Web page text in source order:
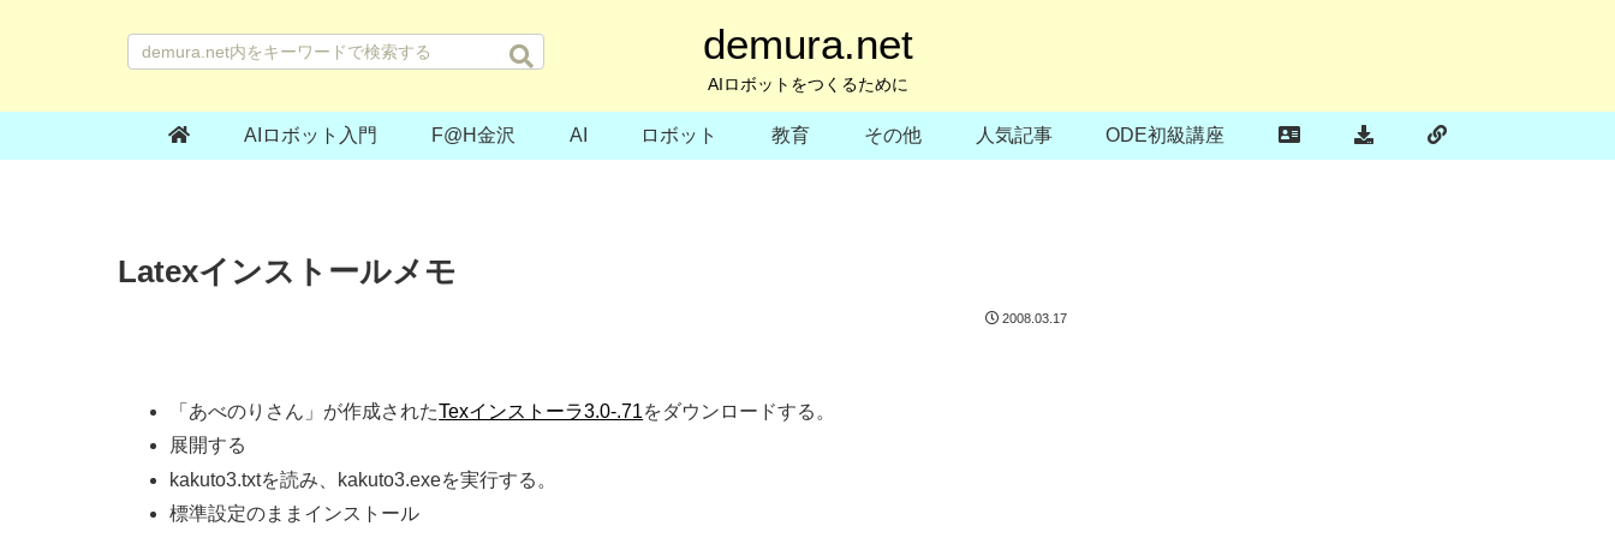
demura.net
AIロボットをつくるために
AIロボット入門 F@H金沢 AI ロボット 教育 その他 人気記事 ODE初級講座
Latexインストールメモ
2008.03.17
「あべのりさん」が作成されたTexインストーラ3.0-.71をダウンロードする。
展開する
kakuto3.txtを読み、kakuto3.exeを実行する。
標準設定のままインストール